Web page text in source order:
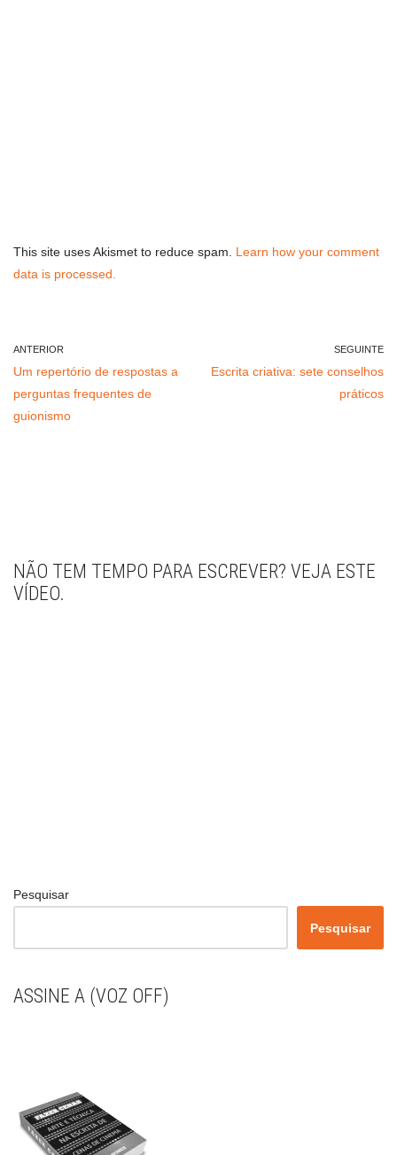
This site uses Akismet to reduce spam. Learn how your comment
data is processed.
ANTERIOR
Um repertório de respostas a
perguntas frequentes de
guionismo
SEGUINTE
Escrita criativa: sete conselhos
práticos
NÃO TEM TEMPO PARA ESCREVER? VEJA ESTE
VÍDEO.
Pesquisar
Pesquisar
ASSINE A (VOZ OFF)